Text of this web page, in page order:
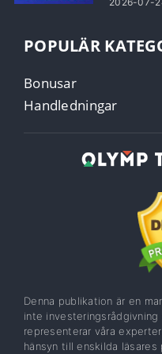
POPULÄR
Bonusar
Handledningar
Denna publikation är en
inte
representerar våra
hänsyn till enskilda